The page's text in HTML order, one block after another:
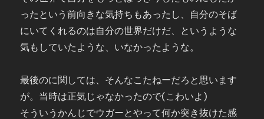
ったという前向きな気持ちもあったし、自分のそば
にいてくれるのは自分の世界だけだ、というような
気もしていたような、いなかったような。
最後のに関しては、そんなこたねーだろと思います
が。当時は正気じゃなかったので(こわいよ)
そういうかんじでウガーとやって何か突き抜けた感